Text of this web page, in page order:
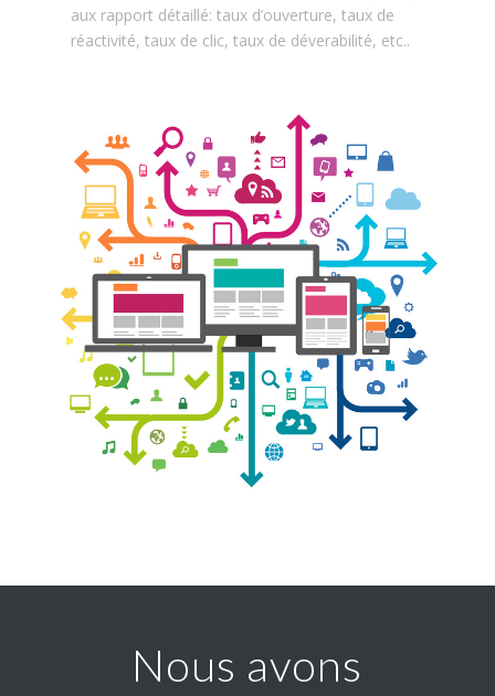
aux rapport détaillé: taux d’ouverture, taux de
réactivité, taux de clic, taux de déverabilité, etc..
Nous avons